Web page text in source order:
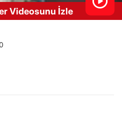
Videosunu İzle